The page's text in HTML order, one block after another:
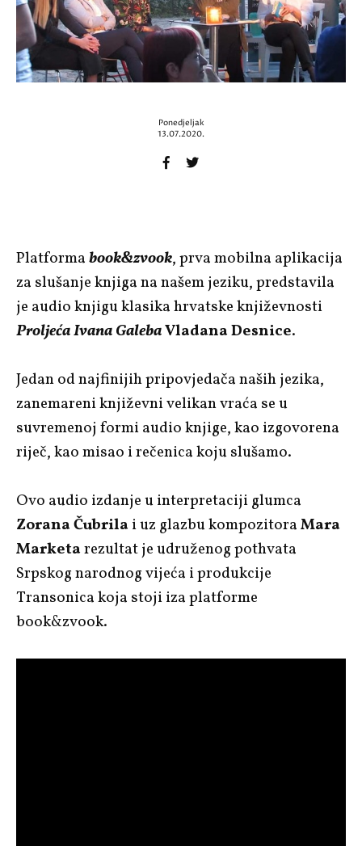
Ponedjeljak
13.07.2020.
Platformabook&zvook, prva mobilna aplikacija
za slušanje knjiga na našem jeziku, predstavila
je audio knjigu klasika hrvatske književnosti
Proljeća Ivana GalebaVladana Desnice.
Jedan od najfinijih pripovjedača naših jezika,
zanemareni književni velikan vraća se u
suvremenoj formi audio knjige, kao izgovorena
riječ, kao misao i rečenica koju slušamo.
Ovo audio izdanje u interpretaciji glumca
Zorana Čubrilai uz glazbu kompozitoraMara
Marketarezultat je udruženog pothvata
Srpskog narodnog vijeća i produkcije
Transonica koja stoji iza platforme
book&zvook.